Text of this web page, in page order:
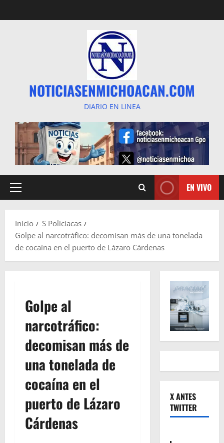
al
NOTICIASENMICHOACAN.COM
DIARIO EN LINEA
Menú
EN VIVO
Inicio
S Policiacas
Golpe al narcotráfico: decomisan más de una tonelada
de cocaína en el puerto de Lázaro Cárdenas
Golpe al
narcotráfico:
decomisan más de
una tonelada de
cocaína en el
puerto de Lázaro
Cárdenas
X ANTES
TWITTER